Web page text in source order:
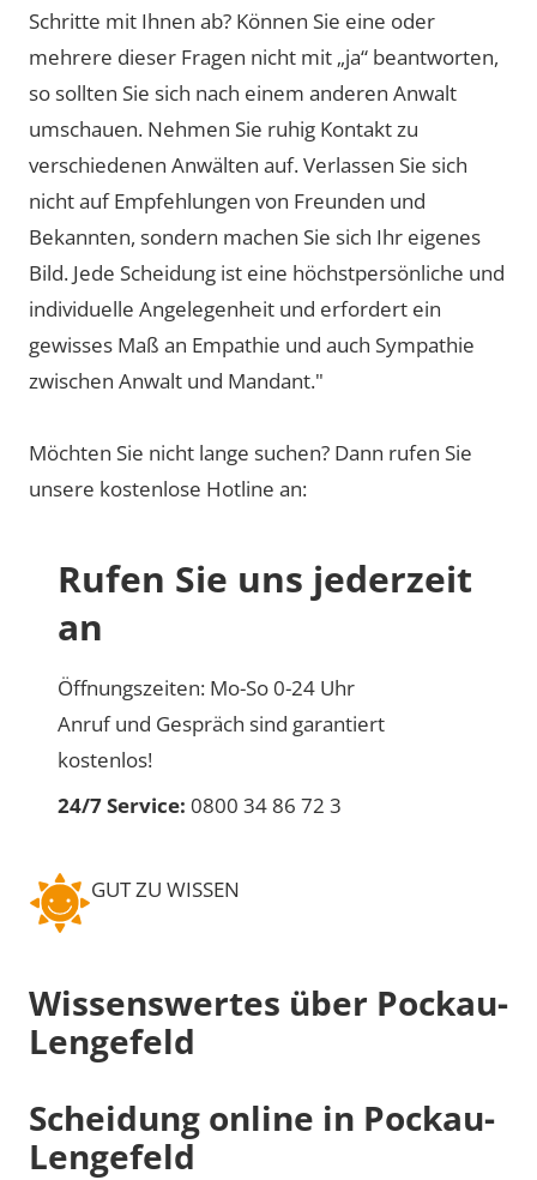
Schritte mit Ihnen ab? Können Sie eine oder
mehrere dieser Fragen nicht mit „ja“ beantworten,
so sollten Sie sich nach einem anderen Anwalt
umschauen. Nehmen Sie ruhig Kontakt zu
verschiedenen Anwälten auf. Verlassen Sie sich
nicht auf Empfehlungen von Freunden und
Bekannten, sondern machen Sie sich Ihr eigenes
Bild. Jede Scheidung ist eine höchstpersönliche und
individuelle Angelegenheit und erfordert ein
gewisses Maß an Empathie und auch Sympathie
zwischen Anwalt und Mandant."
Möchten Sie nicht lange suchen? Dann rufen Sie
unsere kostenlose Hotline an:
Rufen Sie uns jederzeit
an
Öffnungszeiten: Mo-So 0-24 Uhr
Anruf und Gespräch sind garantiert
kostenlos!
24/7 Service: 0800 34 86 72 3
GUT ZU WISSEN
Wissenswertes über Pockau-
Lengefeld
Scheidung online in Pockau-
Lengefeld